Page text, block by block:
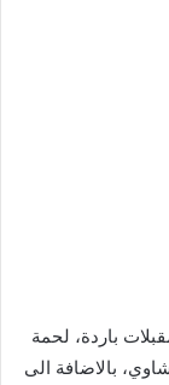
باردة، لحمة
بالاضافة الى